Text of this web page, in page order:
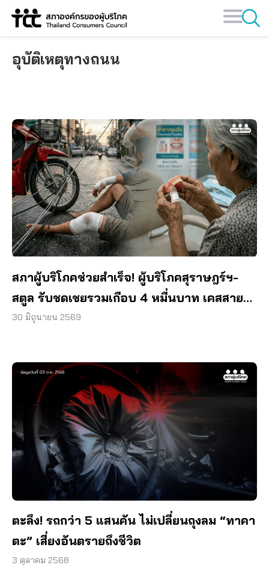
Skip
อุบัติเหตุทางถนน
สภาผู้บริโภคช่วยสำเร็จ! ผู้บริโภคสุราษฎร์ฯ-
สตูล รับชดเชยรวมเกือบ 4 หมื่นบาท เคสสาย
สื่อสารเฉียดตาย–ฟันปลอมเคี้ยวไม่ได้
30 มิถุนายน 2569
ตะลึง! รถกว่า 5 แสนคัน ไม่เปลี่ยนถุงลม “ทาคา
ตะ” เสี่ยงอันตรายถึงชีวิต
3 ตุลาคม 2568